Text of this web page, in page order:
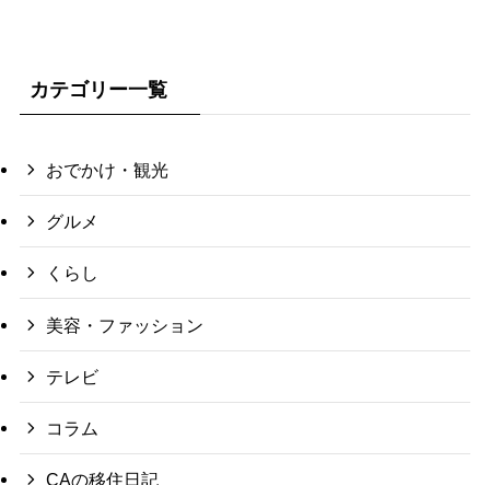
カテゴリー一覧
おでかけ・観光
グルメ
くらし
美容・ファッション
テレビ
コラム
CAの移住日記